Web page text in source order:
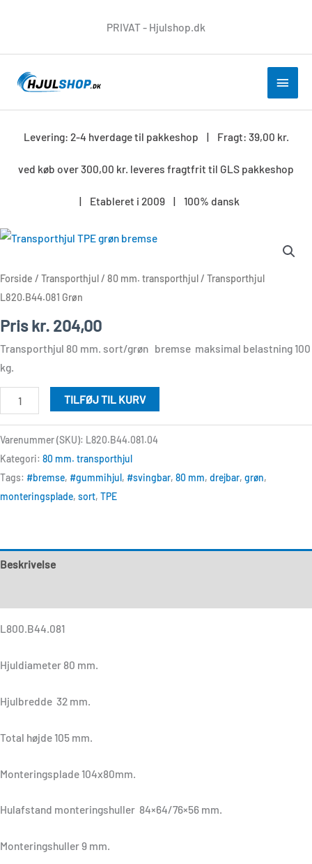
PRIVAT - Hjulshop.dk
Levering: 2-4 hverdage til pakkeshop | Fragt: 39,00 kr.
ved køb over 300,00 kr. leveres fragtfrit til GLS pakkeshop
| Etableret i 2009 | 100% dansk
Forside / Transporthjul/ 80 mm. transporthjul/ Transporthjul
L820.B44.081 Grøn
Priskr. 204,00
Transporthjul 80 mm. sort/grøn bremse maksimal belastning 100
kg.
Transporthjul
Grøn
antal
TILFØJ TIL KURV
Varenummer (SKU): L820.B44.081.04
Kategori: 80 mm. transporthjul
Tags: #bremse, #gummihjul, #svingbar, 80 mm, drejbar, grøn,
monteringsplade, sort, TPE
Beskrivelse
L800.B44.081
Hjuldiameter 80 mm.
Hjulbredde 32 mm.
Total højde 105 mm.
Monteringsplade 104x80mm.
Hulafstand monteringshuller 84×64/76×56 mm.
Monteringshuller 9 mm.